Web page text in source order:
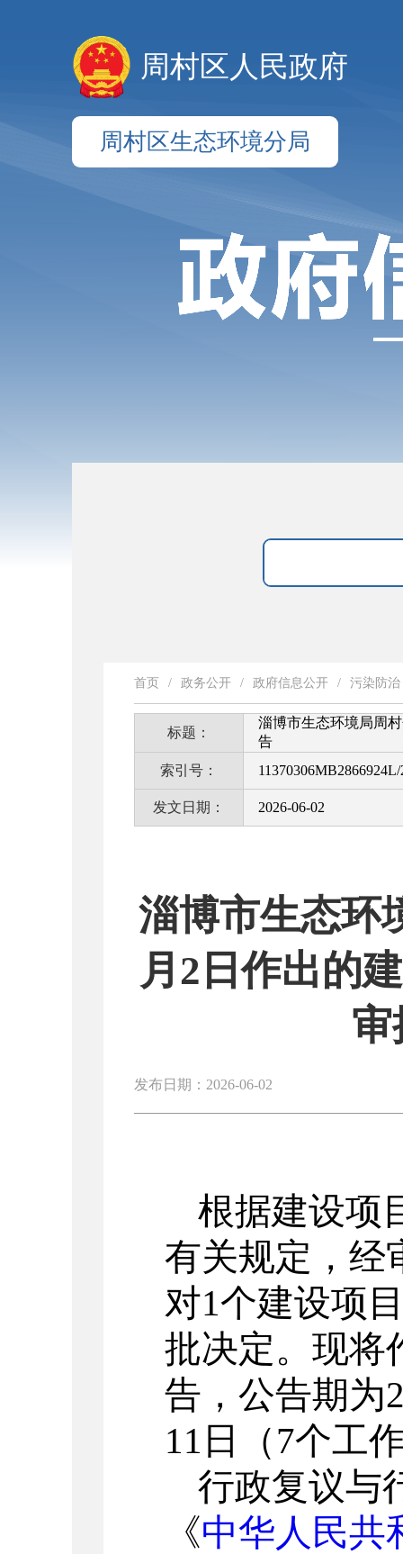
周村区人民政府
周村区生态环境分局
首页 / 政务公开 / 政府信息公开 / 污染防治
标题：
淄博市生态环境局周
告
索引号：
发文日期： 2026-06-02
淄博市生态环
月2日作出的
审
发布日期：2026-06-02
根据建设项
有关规定，经
对1个建设项
批决定。现将
告，公告期为
11日（7个工
行政复议与
《中华人民共